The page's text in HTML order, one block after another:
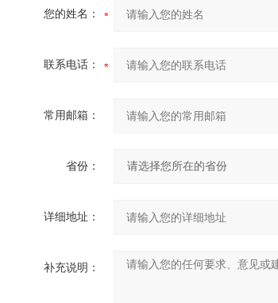
您的姓名：
联系电话：
常用邮箱：
省份：
详细地址：
补充说明：